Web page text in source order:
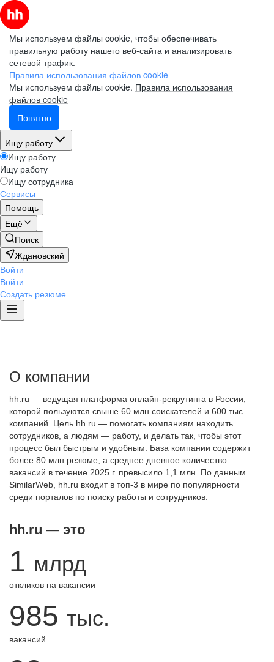
Мы используем файлы cookie, чтобы обеспечивать
правильную работу нашего веб-сайта и анализировать
сетевой трафик.
Правила использования файлов cookie
Мы используем файлы cookie. Правила использования
файлов cookie
Понятно
Ищу работу
Ищу работу
Ищу работу
Ищу сотрудника
Сервисы
Помощь
Ещё
Поиск
Ждановский
Войти
Войти
Создать резюме
О компании
hh.ru — ведущая платформа онлайн-рекрутинга в России,
которой пользуются свыше 60 млн соискателей и 600 тыс.
компаний. Цель hh.ru — помогать компаниям находить
сотрудников, а людям — работу, и делать так, чтобы этот
процесс был быстрым и удобным. База компании содержит
более 80 млн резюме, а среднее дневное количество
вакансий в течение 2025 г. превысило 1,1 млн. По данным
SimilarWeb, hh.ru входит в топ-3 в мире по популярности
среди порталов по поиску работы и сотрудников.
hh.ru — это
1 млрд
откликов на вакансии
985 тыс.
вакансий